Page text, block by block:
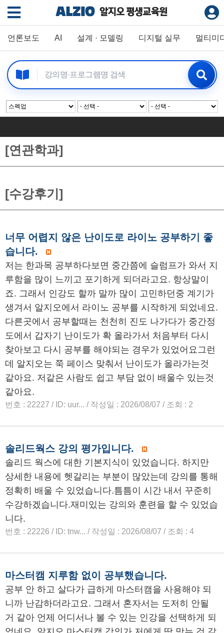
언론보도 AI 설계 · 모델링 디지털 실무 멀티미
[연관학과]
[수강후기]